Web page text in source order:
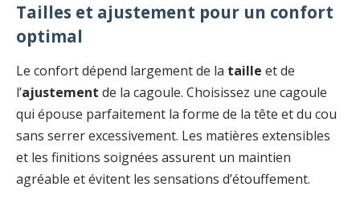
Tailles et ajustement pour un confort
optimal
Le confort dépend largement de la taille et de
l’ajustement de la cagoule. Choisissez une cagoule
qui épouse parfaitement la forme de la tête et du cou
sans serrer excessivement. Les matières extensibles
et les finitions soignées assurent un maintien
agréable et évitent les sensations d’étouffement.